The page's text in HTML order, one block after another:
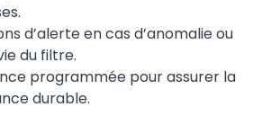
d’alerte en cas d’anomalie ou
du filtre.
programmée pour assurer la
durable.